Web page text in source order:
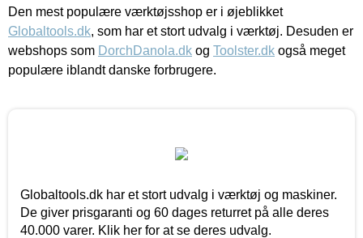
Den mest populære værktøjsshop er i øjeblikket
Globaltools.dk, som har et stort udvalg i værktøj. Desuden er
webshops som DorchDanola.dk og Toolster.dk også meget
populære iblandt danske forbrugere.
Globaltools.dk har et stort udvalg i værktøj og maskiner.
De giver prisgaranti og 60 dages returret på alle deres
40.000 varer. Klik her for at se deres udvalg.